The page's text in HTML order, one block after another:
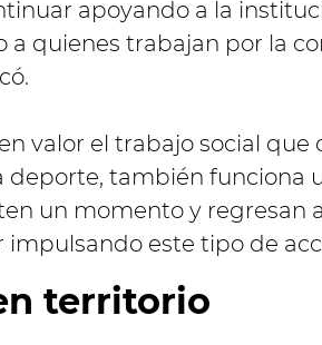
apoyando a la
a quienes trabajan por la
valor el trabajo social que
deporte, también funciona
un momento y regresan
impulsando este tipo de
territorio